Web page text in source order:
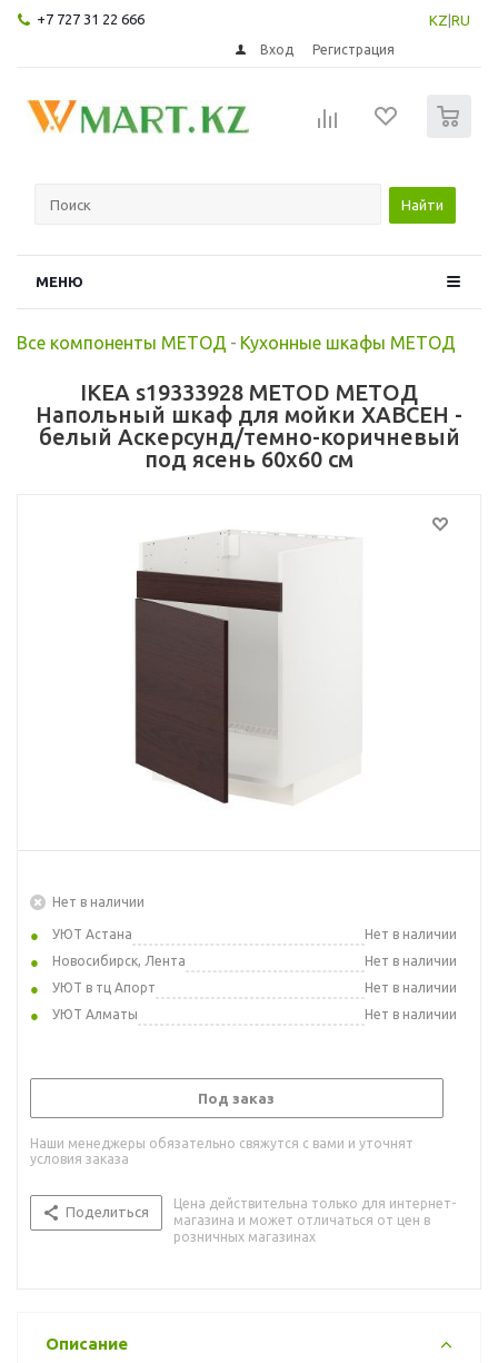
+7 727 31 22 666 KZ RU
Вход Регистрация
Найти
МЕНЮ
Все компоненты МЕТОД - Кухонные шкафы МЕТОД
IKEA s19333928 METOD МЕТОД
Напольный шкаф для мойки ХАВСЕН -
белый Аскерсунд/темно-коричневый
под ясень 60x60 см
Нет в наличии
УЮТ Астана
Нет в наличии
Новосибирск, Лента
Нет в наличии
УЮТ в тц Апорт
Нет в наличии
УЮТ Алматы
Нет в наличии
Под заказ
Наши менеджеры обязательно свяжутся с вами и уточнят
условия заказа
Поделиться
Цена действительна только для интернет-
магазина и может отличаться от цен в
розничных магазинах
Описание